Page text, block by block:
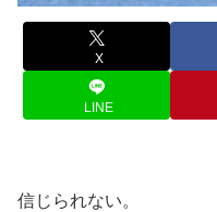
X
LINE
信じられない。